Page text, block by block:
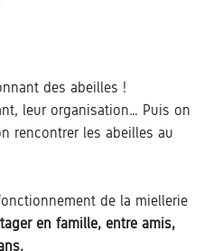
des abeilles !
leur organisation… Puis on
rencontrer les abeilles au
de la miellerie
en famille, entre amis,